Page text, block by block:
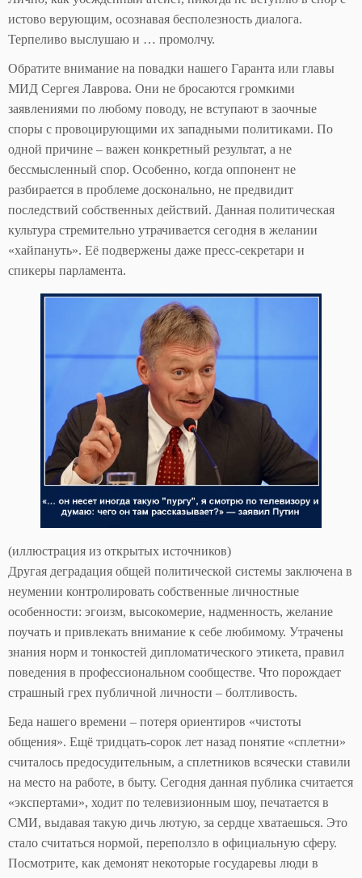
истово верующим, осознавая бесполезность диалога.
Терпеливо выслушаю и … промолчу.
Обратите внимание на повадки нашего Гаранта или главы
МИД Сергея Лаврова. Они не бросаются громкими
заявлениями по любому поводу, не вступают в заочные
споры с провоцирующими их западными политиками. По
одной причине – важен конкретный результат, а не
бессмысленный спор. Особенно, когда оппонент не
разбирается в проблеме досконально, не предвидит
последствий собственных действий. Данная политическая
культура стремительно утрачивается сегодня в желании
«хайпануть». Её подвержены даже пресс-секретари и
спикеры парламента.
(иллюстрация из открытых источников)
Другая деградация общей политической системы заключена в
неумении контролировать собственные личностные
особенности: эгоизм, высокомерие, надменность, желание
поучать и привлекать внимание к себе любимому. Утрачены
знания норм и тонкостей дипломатического этикета, правил
поведения в профессиональном сообществе. Что порождает
страшный грех публичной личности – болтливость.
Беда нашего времени – потеря ориентиров «чистоты
общения». Ещё тридцать-сорок лет назад понятие «сплетни»
считалось предосудительным, а сплетников всячески ставили
на место на работе, в быту. Сегодня данная публика считается
«экспертами», ходит по телевизионным шоу, печатается в
СМИ, выдавая такую дичь лютую, за сердце хватаешься. Это
стало считаться нормой, переползло в официальную сферу.
Посмотрите, как демонят некоторые государевы люди в